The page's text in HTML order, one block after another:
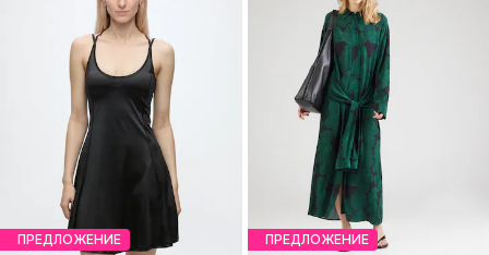
ПРЕДЛОЖЕНИЕ ПРЕДЛОЖЕНИЕ